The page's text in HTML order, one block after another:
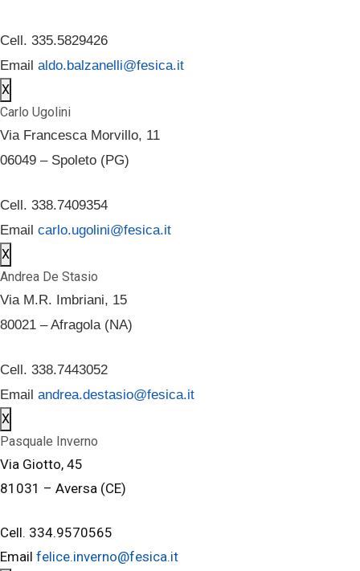
Cell. 335.5829426
Email aldo.balzanelli@fesica.it
X
Carlo Ugolini
Via Francesca Morvillo, 11
06049 – Spoleto (PG)
Cell. 338.7409354
Email carlo.ugolini@fesica.it
X
Andrea De Stasio
Via M.R. Imbriani, 15
80021 – Afragola (NA)
Cell. 338.7443052
Email andrea.destasio@fesica.it
X
Pasquale Inverno
Via Giotto, 45
81031 – Aversa (CE)
Cell. 334.9570565
Email felice.inverno@fesica.it